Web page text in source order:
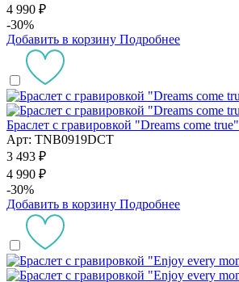
4 990 ₽
-30%
Добавить в корзину Подробнее
Браслет с гравировкой "Dreams come true"
Арт: TNB0919DCT
3 493 ₽
4 990 ₽
-30%
Добавить в корзину Подробнее